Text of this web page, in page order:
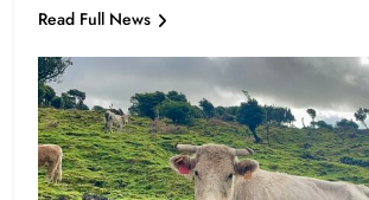
Read Full News